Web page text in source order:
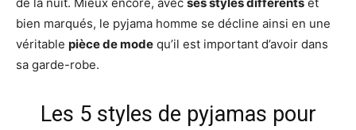
bien marqués, le pyjama homme se décline ainsi en une
véritable pièce de mode qu’il est important d’avoir dans
sa garde-robe.
Les 5 styles de pyjamas pour